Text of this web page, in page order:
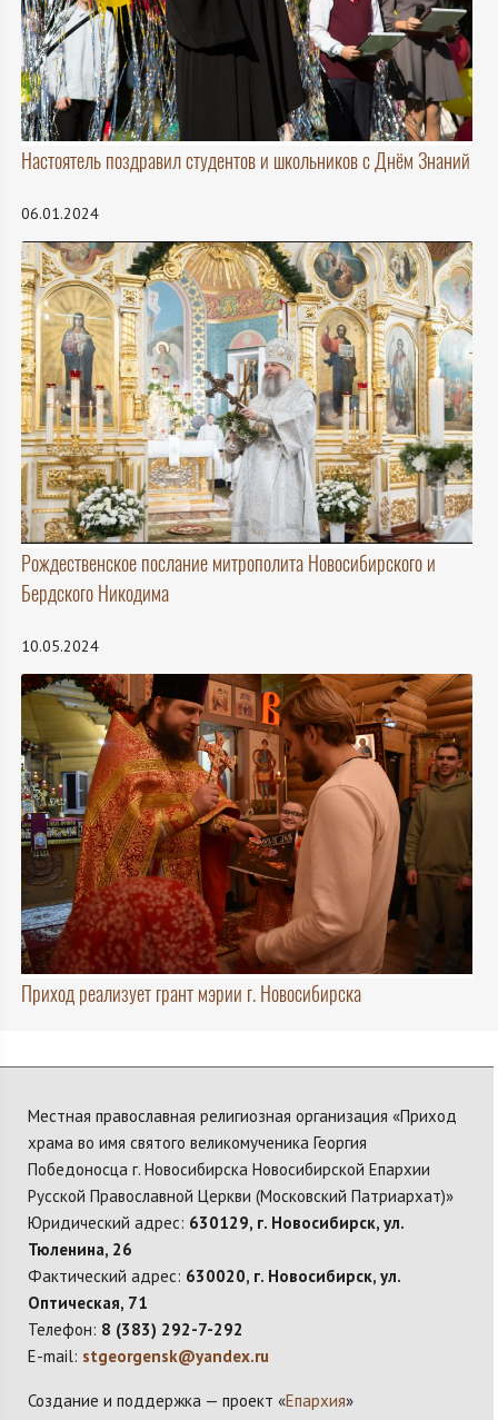
Настоятель поздравил студентов и школьников с Днём Знаний
06.01.2024
Рождественское послание митрополита Новосибирского и
Бердского Никодима
10.05.2024
Приход реализует грант мэрии г. Новосибирска
Местная православная религиозная организация «Приход
храма во имя святого великомученика Георгия
Победоносца г. Новосибирска Новосибирской Епархии
Русской Православной Церкви (Московский Патриархат)»
Юридический адрес: 630129, г. Новосибирск, ул.
Тюленина, 26
Фактический адрес: 630020, г. Новосибирск, ул.
Оптическая, 71
Телефон: 8 (383) 292-7-292
E-mail: stgeorgensk@yandex.ru
Создание и поддержка — проект «Епархия»